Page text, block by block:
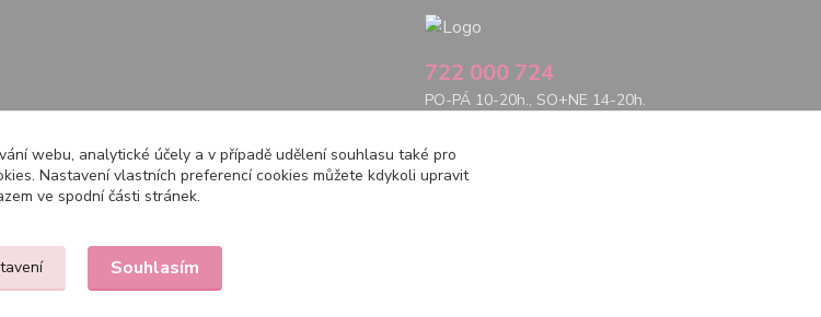
722 000 724
PO-PÁ 10-20h., SO+NE 14-20h.
webu, analytické účely a v případě udělení souhlasu také pro
Nastavení vlastních preferencí cookies můžete kdykoli upravit
ve spodní části stránek.
Souhlasím